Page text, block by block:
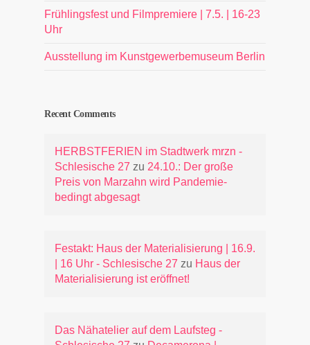
Frühlingsfest und Filmpremiere | 7.5. | 16-23
Uhr
Ausstellung im Kunstgewerbemuseum Berlin
Recent Comments
HERBSTFERIEN im Stadtwerk mrzn -
Schlesische 27 zu 24.10.: Der große
Preis von Marzahn wird Pandemie-
bedingt abgesagt
Festakt: Haus der Materialisierung | 16.9.
| 16 Uhr - Schlesische 27 zu Haus der
Materialisierung ist eröffnet!
Das Nähatelier auf dem Laufsteg -